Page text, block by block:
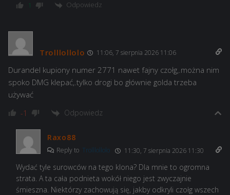
1 Odpowiedz
Trolllollolo 11:06, 7 sierpnia 2026 11:06
Durandel kupiony numer 2771 nawet fajny czołg,.można nim
spoko DMG klepać,.tylko drogi bo głównie golda trzeba
używać
-1 Odpowiedz
Raxo88
Reply to Trolllollolo 11:30, 7 sierpnia 2026 11:30
Wydać tyle surowców na tego klona? Dla mnie to ogromna
strata. A ta cała podnieta wokół niego jest zwyczajnie
śmieszna. Niektórzy zachowują się, jakby odkryli czołg wszech